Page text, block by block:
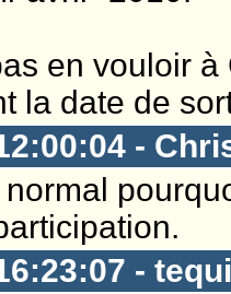
en vouloir
la date de
-
-